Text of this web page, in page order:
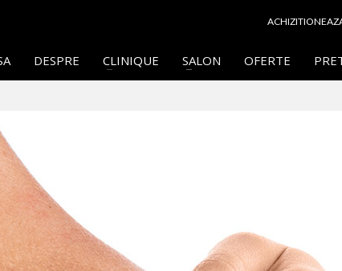
DESPRE CLINIQUE SALON OFERTE